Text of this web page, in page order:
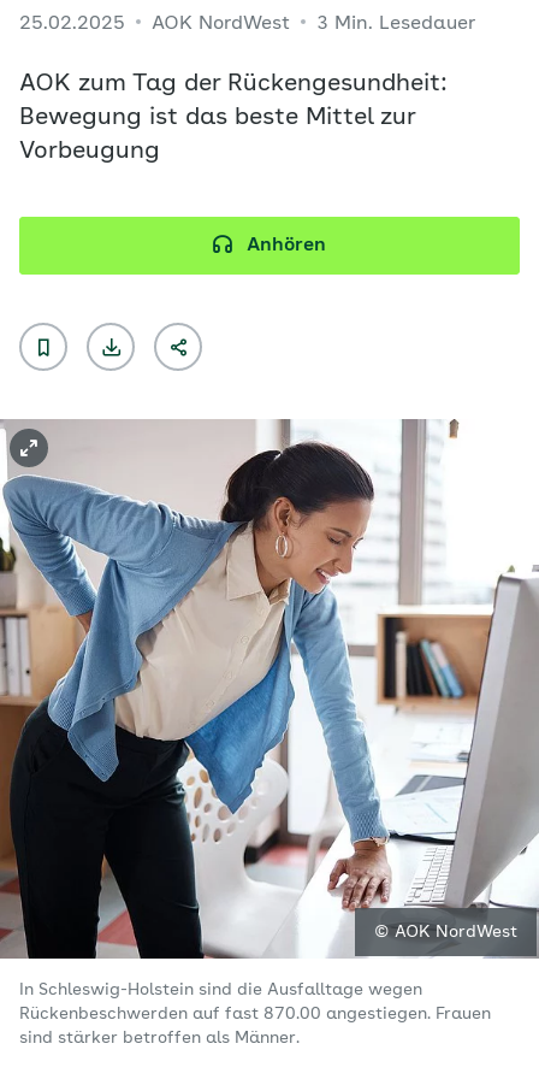
25.02.2025 AOK NordWest 3 Min. Lesedauer
AOK zum Tag der Rückengesundheit:
Bewegung ist das beste Mittel zur
Vorbeugung
Anhören
© AOK NordWest
In Schleswig-Holstein sind die Ausfalltage wegen
Rückenbeschwerden auf fast 870.00 angestiegen. Frauen
sind stärker betroffen als Männer.